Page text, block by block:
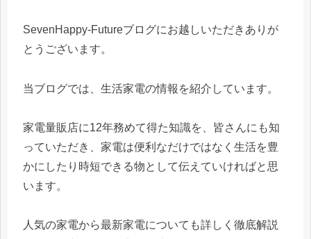
SevenHappy-Futureブログにお越しいただきありが
とうございます。
当ブログでは、生活家電の情報を紹介しています。
家電量販店に12年務めて得た知識を、皆さんにも知
っていただき、家電は便利なだけではなく生活を豊
かにしたり時短できる物として伝えていければと思
います。
人気の家電から最新家電についても詳しく徹底解説